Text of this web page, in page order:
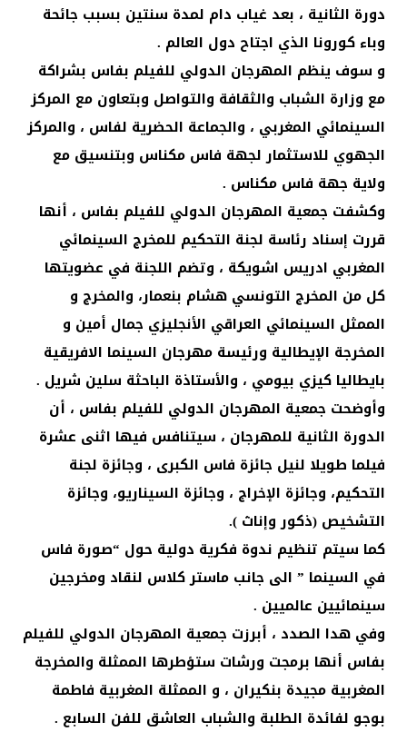
دورة الثانية ، بعد غياب دام لمدة سنتين بسبب جائحة
وباء كورونا الذي اجتاح دول العالم .
و سوف ينظم المهرجان الدولي للفيلم بفاس بشراكة
مع وزارة الشباب والثقافة والتواصل وبتعاون مع المركز
السينمائي المغربي ، والجماعة الحضرية لفاس ، والمركز
الجهوي للاستثمار لجهة فاس مكناس وبتنسيق مع
ولاية جهة فاس مكناس .
وكشفت جمعية المهرجان الدولي للفيلم بفاس ، أنها
قررت إسناد رئاسة لجنة التحكيم للمخرج السينمائي
المغربي ادريس اشويكة ، وتضم اللجنة في عضويتها
كل من المخرج التونسي هشام بنعمار، والمخرج و
الممثل السينمائي العراقي الأنجليزي جمال أمين و
المخرجة الإيطالية ورئيسة مهرجان السينما الافريقية
بايطاليا كيزي بيومي ، والأستاذة الباحثة سلين شريل .
وأوضحت جمعية المهرجان الدولي للفيلم بفاس ، أن
الدورة الثانية للمهرجان ، سيتنافس فيها اثنى عشرة
فيلما طويلا لنيل جائزة فاس الكبرى ، وجائزة لجنة
التحكيم، وجائزة الإخراج ، وجائزة السيناريو، وجائزة
التشخيص (ذكور وإناث ).
كما سيتم تنظيم ندوة فكرية دولية حول “صورة فاس
في السينما ” الى جانب ماستر كلاس لنقاد ومخرجين
سينمائيين عالميين .
وفي هدا الصدد ، أبرزت جمعية المهرجان الدولي للفيلم
بفاس أنها برمجت ورشات ستؤطرها الممثلة والمخرجة
المغربية مجيدة بنكيران ، و الممثلة المغربية فاطمة
بوجو لفائدة الطلبة والشباب العاشق للفن السابع .